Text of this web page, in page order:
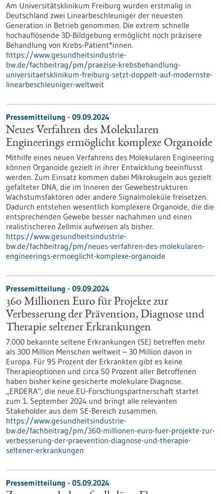
Am Universitätsklinikum Freiburg wurden erstmalig in
Deutschland zwei Linearbeschleuniger der neuesten
Generation in Betrieb genommen. Die extrem schnelle
hochauflösende 3D-Bildgebung ermöglicht noch präzisere
Behandlung von Krebs-Patient*innen.
https://www.gesundheitsindustrie-
bw.de/fachbeitrag/pm/praezise-krebsbehandlung-
universitaetsklinikum-freiburg-setzt-doppelt-auf-modernste-
linearbeschleuniger-weltweit
Pressemitteilung - 09.09.2024
Neues Verfahren des Molekularen
Engineerings ermöglicht komplexe Organoide
Mithilfe eines neuen Verfahrens des Molekularen Engineering
können Organoide gezielt in ihrer Entwicklung beeinflusst
werden. Zum Einsatz kommen dabei Mikrokugeln aus gezielt
gefalteter DNA, die im Inneren der Gewebestrukturen
Wachstumsfaktoren oder andere Signalmoleküle freisetzen.
Dadurch entstehen wesentlich komplexere Organoide, die die
entsprechenden Gewebe besser nachahmen und einen
realistischeren Zellmix aufweisen als bisher.
https://www.gesundheitsindustrie-
bw.de/fachbeitrag/pm/neues-verfahren-des-molekularen-
engineerings-ermoeglicht-komplexe-organoide
Pressemitteilung - 09.09.2024
360 Millionen Euro für Projekte zur
Verbesserung der Prävention, Diagnose und
Therapie seltener Erkrankungen
7.000 bekannte seltene Erkrankungen (SE) betreffen mehr
als 300 Million Menschen weltweit – 30 Million davon in
Europa. Für 95 Prozent der Erkrankten gibt es keine
Therapieoptionen und circa 50 Prozent aller Betroffenen
haben bisher keine gesicherte molekulare Diagnose.
„ERDERA“, die neue EU-Forschungspartnerschaft startet
zum 1. September 2024 und bringt alle relevanten
Stakeholder aus dem SE-Bereich zusammen.
https://www.gesundheitsindustrie-
bw.de/fachbeitrag/pm/360-millionen-euro-fuer-projekte-zur-
verbesserung-der-praevention-diagnose-und-therapie-
seltener-erkrankungen
Pressemitteilung - 05.09.2024